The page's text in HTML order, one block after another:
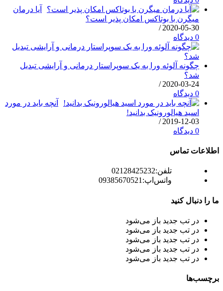
آیا درمان
میگرن با بوتاکس امکان پذیر است؟
2020-05-30
/
0 دیدگاه
چگونه آلوئه ورا به یک سوپراستار درمانی و آرایشی تبدیل
شد؟
2020-03-24
/
0 دیدگاه
آنچه باید در مورد
اسید هیالورونیک بدانید!
2019-12-03
/
0 دیدگاه
اطلاعات تماس
تلفن:02128425232
واتس‌اپ: 09385670521
ما را دنبال کنید
در تب جدید باز می‌شود
در تب جدید باز می‌شود
در تب جدید باز می‌شود
در تب جدید باز می‌شود
در تب جدید باز می‌شود
برچسب‌ها